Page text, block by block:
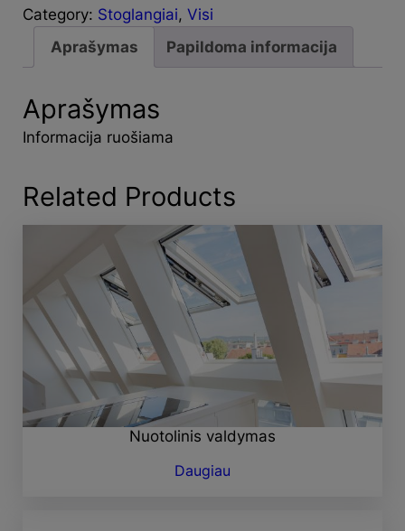
Category: Stoglangiai, Visi
Aprašymas
Papildoma informacija
Aprašymas
Informacija ruošiama
Related Products
Nuotolinis valdymas
Daugiau